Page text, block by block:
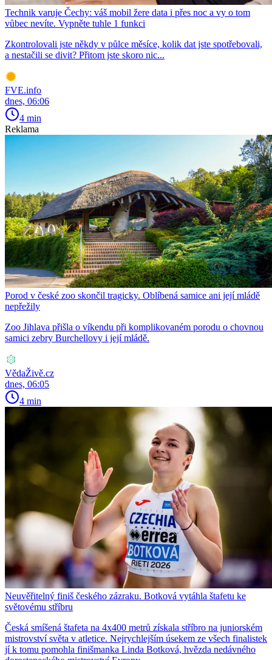
Technik varuje Čechy: váš mobil žere data i přes noc a vy o tom
vůbec nevíte. Vypněte tuhle 1 funkci
Zkontrolovali jste někdy v půlce měsíce, kolik dat jste spotřebovali,
a nestačili se divit? Přitom jste skoro nic...
FVE.info
dnes, 06:06
4 min
Reklama
Porod v české zoo skončil tragicky. Oblíbená samice ani její mládě
nepřežily
Zoo Jihlava přišla o víkendu při komplikovaném porodu o chovnou
samici zebry Burchellovy i její mládě.
VědaŽivě.cz
dnes, 06:05
4 min
Neuvěřitelný finiš českého zázraku. Botková vytáhla štafetu ke
světovému stříbru
Česká smíšená štafeta na 4x400 metrů získala stříbro na juniorském
mistrovství světa v atletice. Nejrychlejším úsekem ze všech finalistek
jí k tomu pomohla finišmanka Linda Botková, hvězda nedávného